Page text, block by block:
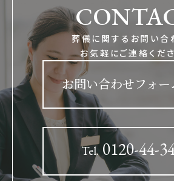
葬儀に関するお問い合
お気軽にご連絡くださ
お問い合わせフォー
Tel. 0120-44-